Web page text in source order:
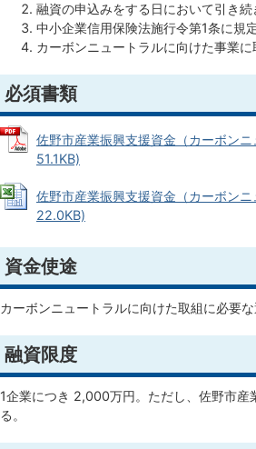
融資の申込みをする日において引き続
中小企業信用保険法施行令第1条に規
カーボンニュートラルに向けた事業に
必須書類
佐野市産業振興支援資金（カーボン
51.1KB)
佐野市産業振興支援資金（カーボン
22.0KB)
資金使途
カーボンニュートラルに向けた取組に必要
融資限度
1企業につき 2,000万円。ただし、佐野市
る。